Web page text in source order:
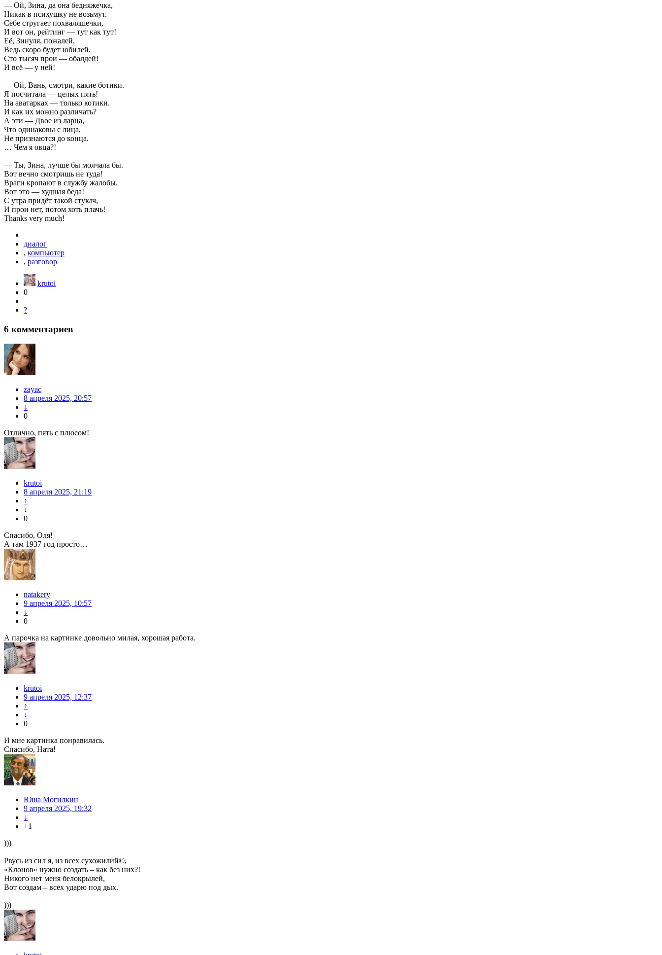
— Ой, Зина, да она бедняжечка,
Никак в психушку не возьмут.
Себе стругает похваляшечки,
И вот он, рейтинг — тут как тут!
Её, Зинуля, пожалей,
Ведь скоро будет юбилей.
Сто тысяч прои — обалдей!
И всё — у ней!
— Ой, Вань, смотри, какие ботики.
Я посчитала — целых пять!
На аватарках — только котики.
И как их можно различать?
А эти — Двое из ларца,
Что одинаковы с лица,
Не признаются до конца.
… Чем я овца?!
— Ты, Зина, лучше бы молчала бы.
Вот вечно смотришь не туда!
Враги кропают в службу жалобы.
Вот это — худшая беда!
С утра придёт такой стукач,
И прои нет, потом хоть плачь!
Thanks very much!
диалог
, компьютер
, разговор
krutoi
0
?
6 комментариев
zayac
8 апреля 2025, 20:57
↓
0
Отлично, пять с плюсом!
krutoi
8 апреля 2025, 21:19
↑
↓
0
Спасибо, Оля!
А там 1937 год просто…
natakery
9 апреля 2025, 10:57
↓
0
А парочка на картинке довольно милая, хорошая работа.
krutoi
9 апреля 2025, 12:37
↑
↓
0
И мне картинка понравилась.
Спасибо, Ната!
Юша Могилкин
9 апреля 2025, 19:32
↓
+1
)))
Рвусь из сил я, из всех сухожилий©,
«Клонов» нужно создать – как без них?!
Никого нет меня белокрылей,
Вот создам – всех ударю под дых.
)))